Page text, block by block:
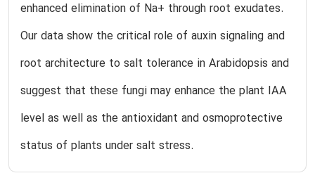
enhanced elimination of Na+ through root exudates.
Our data show the critical role of auxin signaling and
root architecture to salt tolerance in Arabidopsis and
suggest that these fungi may enhance the plant IAA
level as well as the antioxidant and osmoprotective
status of plants under salt stress.